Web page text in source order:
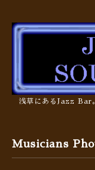
浅草にあるJazz Bar
Musicians